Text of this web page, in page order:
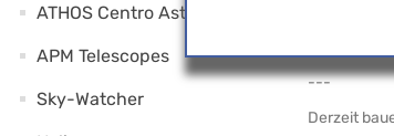
ATHOS Centro Astronómico
APM Telescopes
Sky-Watcher
---
Derzeit